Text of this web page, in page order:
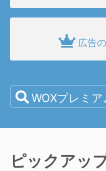
広告の
WOXプレミア
ピックアッ